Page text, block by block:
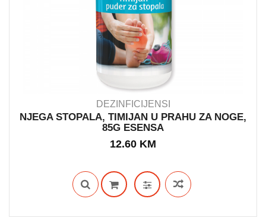
DEZINFICIJENSI
NJEGA STOPALA, TIMIJAN U PRAHU ZA NOGE,
85G ESENSA
12.60 KM